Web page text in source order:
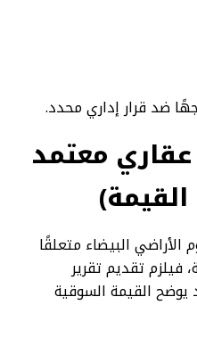
ضد قرار إداري محدد.
عقاري معتمد
البيضاء متعلقًا
فيلزم تقديم تقرير
القيمة السوقية